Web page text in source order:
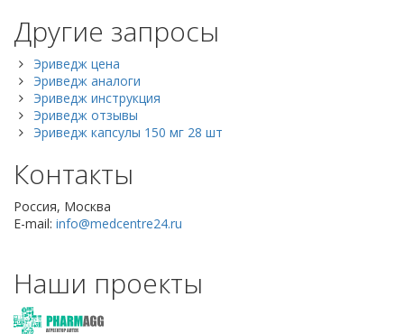
Другие запросы
Эриведж цена
Эриведж аналоги
Эриведж инструкция
Эриведж отзывы
Эриведж капсулы 150 мг 28 шт
Контакты
Россия, Москва
E-mail: info@medcentre24.ru
Наши проекты